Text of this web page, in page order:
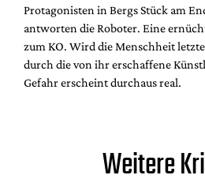
Protagonisten in Bergs Stück am
antworten die Roboter. Eine
zum KO. Wird die Menschheit
durch die von ihr erschaffene
Gefahr erscheint durchaus real.
Weitere